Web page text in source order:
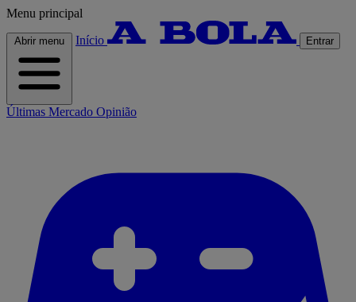
Menu principal
Abrir menu Início Entrar
Últimas Mercado Opinião